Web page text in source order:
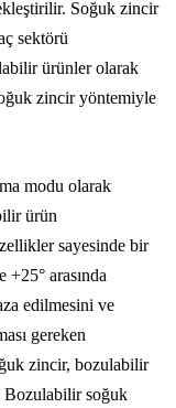
Soğuk zincir
sektörü
ürünler olarak
zincir yöntemiyle
modu olarak
ürün
sayesinde bir
arasında
edilmesini ve
gereken
zincir, bozulabilir
Bozulabilir soğuk